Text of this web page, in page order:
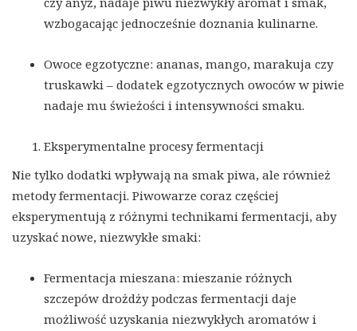
wzbogacając jednocześnie doznania kulinarne.
Owoce egzotyczne: ananas, mango, marakuja czy
truskawki – dodatek egzotycznych owoców w piwie
nadaje mu świeżości i intensywności smaku.
Eksperymentalne procesy fermentacji
Nie tylko dodatki wpływają na smak piwa, ale również
metody fermentacji. Piwowarze coraz częściej
eksperymentują z różnymi technikami fermentacji, aby
uzyskać nowe, niezwykłe smaki:
Fermentacja mieszana: mieszanie różnych
szczepów drożdży podczas fermentacji daje
możliwość uzyskania niezwykłych aromatów i